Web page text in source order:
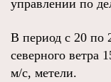
управлении по
В период с 20 по
северного ветра
м/с, метели.